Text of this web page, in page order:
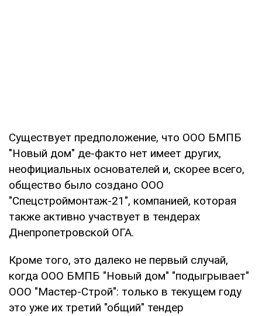
Существует предположение, что ООО БМПБ
"Новый дом" де-факто нет имеет других,
неофициальных основателей и, скорее всего,
общество было создано ООО
"Спецстроймонтаж-21", компанией, которая
также активно участвует в тендерах
Днепропетровской ОГА.
Кроме того, это далеко не первый случай,
когда ООО БМПБ "Новый дом" "подыгрывает"
ООО "Мастер-Строй": только в текущем году
это уже их третий "общий" тендер